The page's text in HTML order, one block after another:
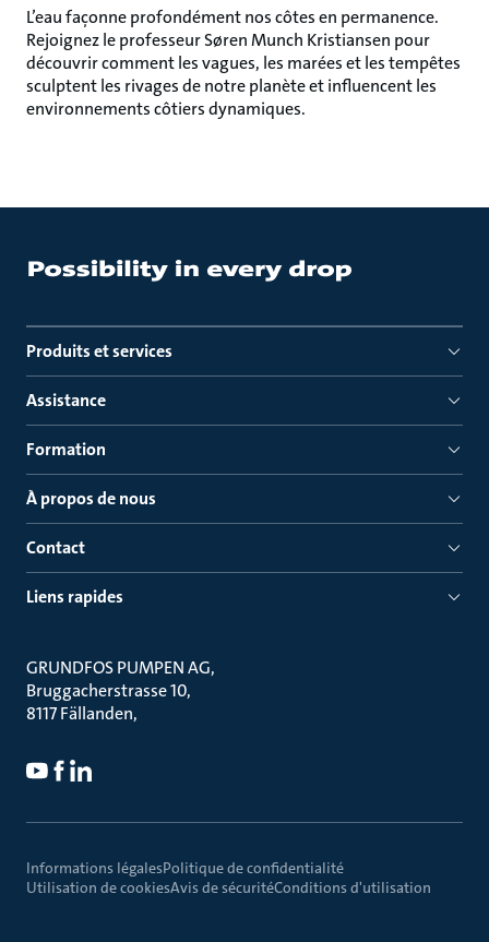
L’eau façonne profondément nos côtes en permanence.
Rejoignez le professeur Søren Munch Kristiansen pour
découvrir comment les vagues, les marées et les tempêtes
sculptent les rivages de notre planète et influencent les
environnements côtiers dynamiques.
Produits et services
Assistance
Formation
À propos de nous
Contact
Liens rapides
GRUNDFOS PUMPEN AG
Bruggacherstrasse 10
8117 Fällanden
Informations légalesPolitique de confidentialité
Utilisation de cookiesAvis de sécuritéConditions d'utilisation